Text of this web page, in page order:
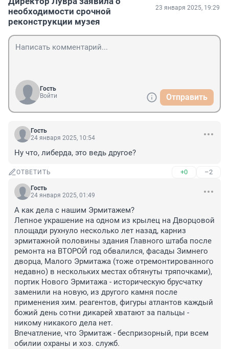
необходимости срочной
реконструкции музея
23 января 2025, 19:29
Гость
Войти
Отправить
Гость
24 января 2025, 10:54
Ну что, либерда, это ведь другое?
ОТВЕТИТЬ +0 –2
Гость
24 января 2025, 01:49
А как дела с нашим Эрмитажем?
Лепное украшение на одном из крылец на Дворцовой
площади рухнуло несколько лет назад, карниз
эрмитажной половины здания Главного штаба после
ремонта на ВТОРОЙ год обвалился, фасады Зимнего
дворца, Малого Эрмитажа (тоже отремонтированного
недавно) в нескольких местах обтянуты тряпочками),
портик Нового Эрмитажа - историческую брусчатку
заменили на новую, из другого камня после
применения хим. реагентов, фигуры атлантов каждый
божий день сотни дикарей хватают за пальцы -
никому никакого дела нет.
Впечатление, что Эрмитаж - беспризорный, при всем
обилии охраны и хоз. служб.